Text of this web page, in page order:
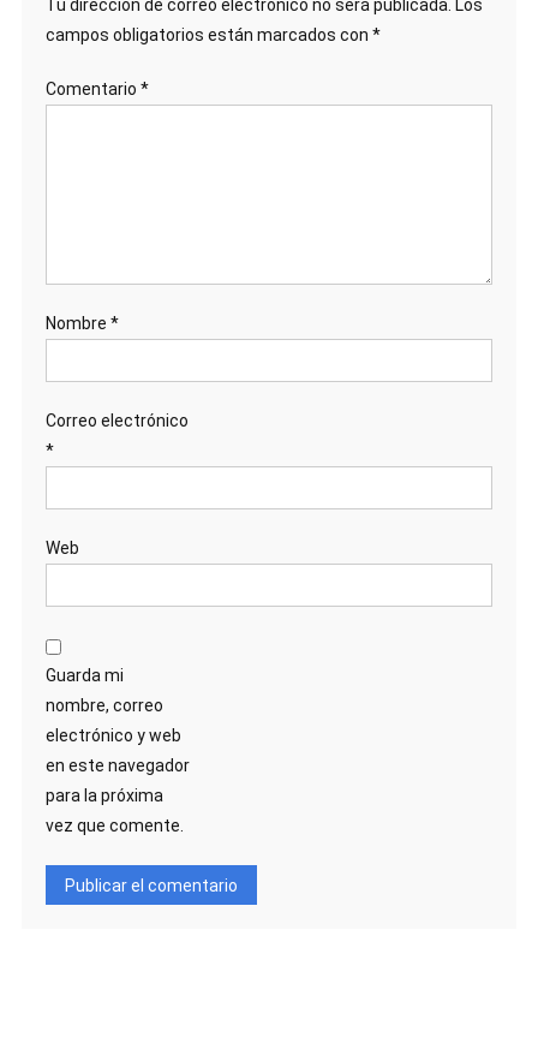
Tu dirección de correo electrónico no será publicada. Los
campos obligatorios están marcados con *
Comentario *
Nombre *
Correo electrónico
*
Web
Guarda mi
nombre, correo
electrónico y web
en este navegador
para la próxima
vez que comente.